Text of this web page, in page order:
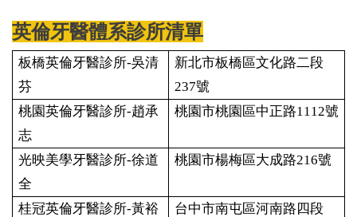
英倫牙醫體系診所清單
板橋英倫牙醫診所-吳清
芬
新北市板橋區文化路二段
237號
桃園英倫牙醫診所-趙承
志
桃園市桃園區中正路1112號
光映美學牙醫診所-徐道
全
桃園市楊梅區大成路216號
桂冠英倫牙醫診所-黃裕
台中市南屯區河南路四段